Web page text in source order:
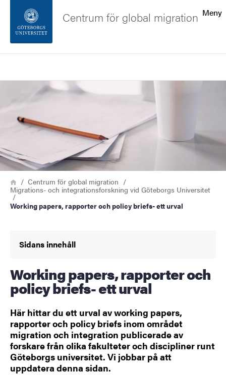
Sidfoten
Om webbplatsen
Meny
Centrum för global migration
Bild
Länkstig
HemCentrum för global migration
Migrations- och integrationsforskning vid Göteborgs Universitet
Working papers, rapporter och policy briefs- ett urval
Sidans innehåll
Working papers, rapporter och
policy briefs- ett urval
Här hittar du ett urval av working papers,
rapporter och policy briefs inom området
migration och integration publicerade av
forskare från olika fakulteter och discipliner runt
Göteborgs universitet. Vi jobbar på att
uppdatera denna sidan.